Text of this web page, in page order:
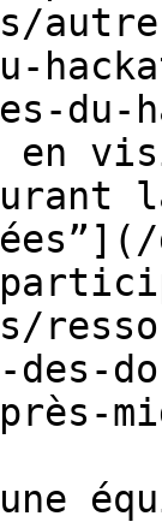
du-
en